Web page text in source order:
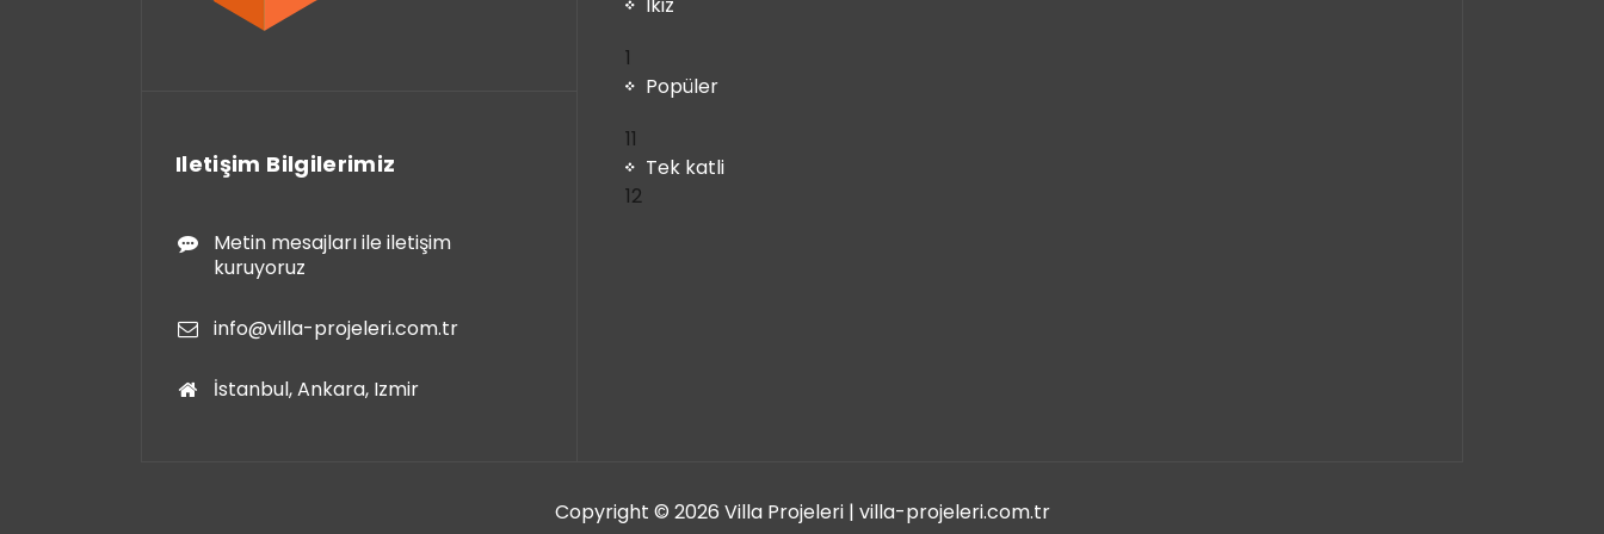
Iletişim Bilgilerimiz
Metin mesajları ile iletişim
kuruyoruz
info@villa-projeleri.com.tr
İstanbul, Ankara, Izmir
1
ürün
Popüler
11
ürün
Tek katli
1212
Copyright © 2026 Villa Projeleri | villa-projeleri.com.tr